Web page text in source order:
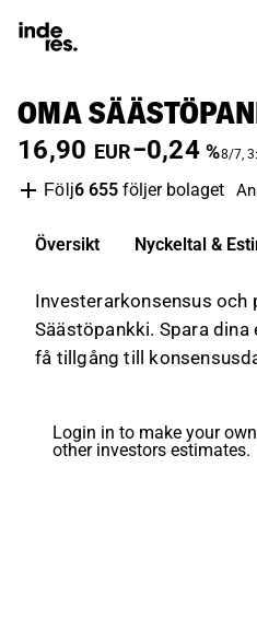
OMA
16,90 EUR−0,24 %8/7,
Följ6 655 följer bolaget
Översikt Nyckeltal &
Investerarkonsensus och
Säästöpankki. Spara
få tillgång till
Login in to make your
other investors estimates.